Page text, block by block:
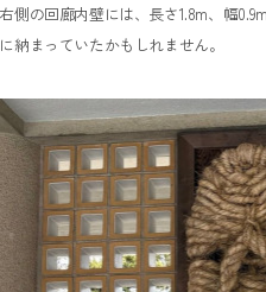
側の回廊内壁には、長さ1.8m、幅
納まっていたかもしれません。